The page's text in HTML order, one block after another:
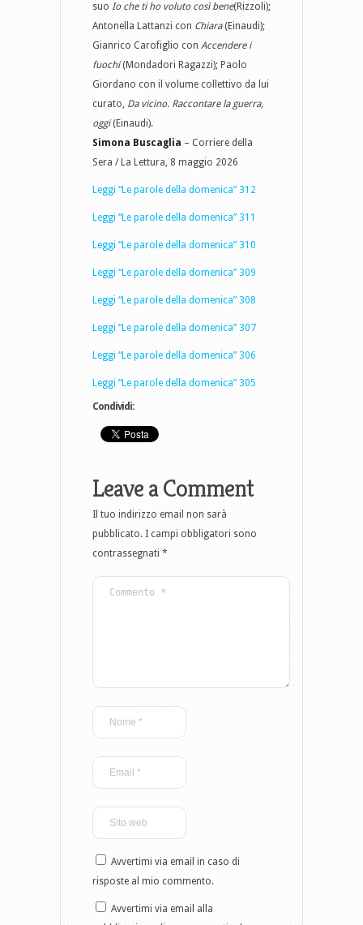
suo Io che ti ho voluto così bene(Rizzoli);
Antonella Lattanzi con Chiara(Einaudi);
Gianrico Carofiglio con Accendere i
fuochi(Mondadori Ragazzi); Paolo
Giordano con il volume collettivo da lui
curato, Da vicino. Raccontare la guerra,
oggi(Einaudi).
Simona Buscaglia – Corriere della
Sera / La Lettura, 8 maggio 2026
Leggi “Le parole della domenica” 312
Leggi “Le parole della domenica” 311
Leggi “Le parole della domenica” 310
Leggi “Le parole della domenica” 309
Leggi “Le parole della domenica” 308
Leggi “Le parole della domenica” 307
Leggi “Le parole della domenica” 306
Leggi “Le parole della domenica” 305
Condividi:
Leave a Comment
Il tuo indirizzo email non sarà
pubblicato. I campi obbligatori sono
contrassegnati *
Avvertimi via email in caso di
risposte al mio commento.
Avvertimi via email alla